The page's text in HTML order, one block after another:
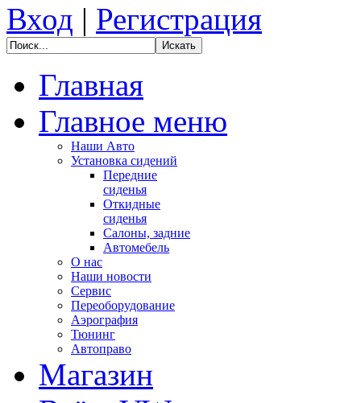
Вход | Регистрация
Главная
Главное меню
Наши Авто
Установка сидений
Передние
сиденья
Откидные
сиденья
Салоны, задние
Автомебель
О нас
Наши новости
Сервис
Переоборудование
Аэрография
Тюнинг
Автоправо
Магазин